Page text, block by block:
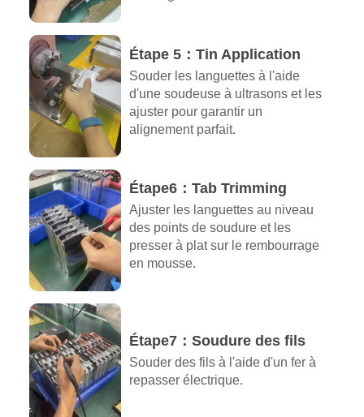
Étape 5：Tin Application
Souder les languettes à l'aide
d'une soudeuse à ultrasons et les
ajuster pour garantir un
alignement parfait.
Étape6：Tab Trimming
Ajuster les languettes au niveau
des points de soudure et les
presser à plat sur le rembourrage
en mousse.
Étape7：Soudure des fils
Souder des fils à l'aide d'un fer à
repasser électrique.